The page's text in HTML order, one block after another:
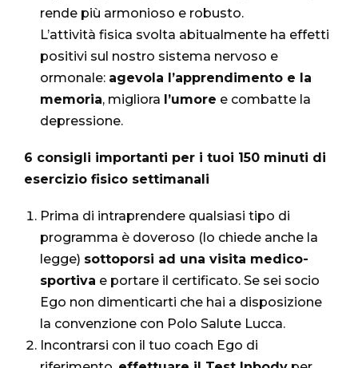
rende più armonioso e robusto.
L’attività fisica svolta abitualmente ha effetti
positivi sul nostro sistema nervoso e
ormonale: agevola l’apprendimento e la
memoria, migliora l’umore e combatte la
depressione.
6 consigli importanti per i tuoi 150 minuti di
esercizio fisico settimanali
Prima di intraprendere qualsiasi tipo di
programma è doveroso (lo chiede anche la
legge) sottoporsi ad una visita medico-
sportiva e portare il certificato. Se sei socio
Ego non dimenticarti che hai a disposizione
la convenzione con Polo Salute Lucca.
Incontrarsi con il tuo coach Ego di